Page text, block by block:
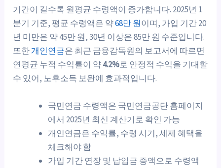
기간이 길수록 월평균 수령액이 증가합니다. 2025년 1
분기 기준, 평균 수령액은 약68만 원이며, 가입 기간 20
년 미만은 약 45만 원, 30년 이상은 85만 원 수준입니다.
또한개인연금은 최근 금융감독원의 보고서에 따르면
연평균 누적 수익률이 약4.2%로 안정적 수익을 기대할
수 있어, 노후소득 보완에 효과적입니다.
국민연금 수령액은 국민연금공단 홈페이지
에서 2025년 최신 계산기로 확인 가능
개인연금은 수익률, 수령 시기, 세제 혜택을
체크해야 함
가입 기간 연장 및 납입금 증액으로 수령액